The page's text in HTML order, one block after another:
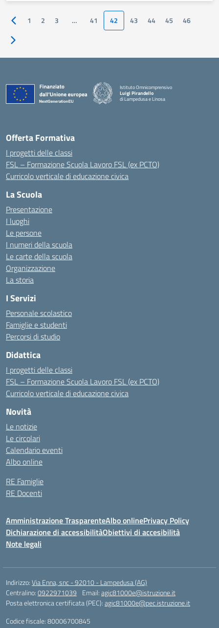
Pagina precedente
1 2 3 … 41 42 43 44 45 46
Pagina successiva
Istituto Omnicomprensivo
Luigi Pirandello
di Lampedusa e Linosa
Offerta Formativa
I progetti delle classi
FSL – Formazione Scuola Lavoro FSL (ex PCTO)
Curricolo verticale di educazione civica
La Scuola
Presentazione
I luoghi
Le persone
I numeri della scuola
Le carte della scuola
Organizzazione
La storia
I Servizi
Personale scolastico
Famiglie e studenti
Percorsi di studio
Didattica
I progetti delle classi
FSL – Formazione Scuola Lavoro FSL (ex PCTO)
Curricolo verticale di educazione civica
Novità
Le notizie
Le circolari
Calendario eventi
Albo online
RE Famiglie
RE Docenti
Amministrazione TrasparenteAlbo onlinePrivacy Policy
Dichiarazione di accessibilitàObiettivi di accesibilità
Note legali
Indirizzo:Via Enna, snc - 92010 - Lampedusa (AG)
Centralino:0922971039 Email:agic81000e@istruzione.it
Posta elettronica certificata (PEC):agic81000e@pec.istruzione.it
Codice fiscale: 80006700845